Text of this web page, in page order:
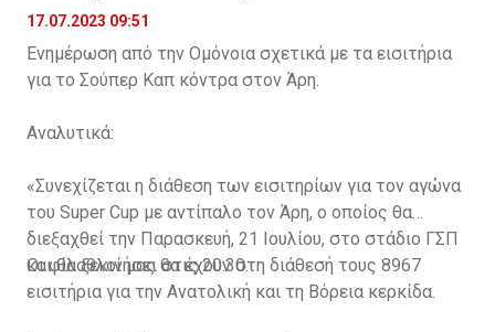
17.07.2023 09:51
Ενημέρωση από την Ομόνοια σχετικά με τα εισιτήρια
για το Σούπερ Καπ κόντρα στον Άρη.
Αναλυτικά:
«Συνεχίζεται η διάθεση των εισιτηρίων για τον αγώνα
του Super Cup με αντίπαλο τον Άρη, ο οποίος θα
διεξαχθεί την Παρασκευή, 21 Ιουλίου, στο στάδιο ΓΣΠ
και θα ξεκινήσει στις 20:30.
Οι φίλαθλοί μας θα έχουν στη διάθεσή τους 8967
εισιτήρια για την Ανατολική και τη Βόρεια κερκίδα.